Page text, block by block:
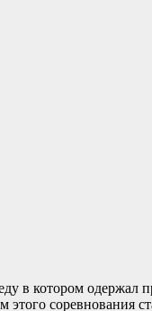
в котором одержал
этого соревнования